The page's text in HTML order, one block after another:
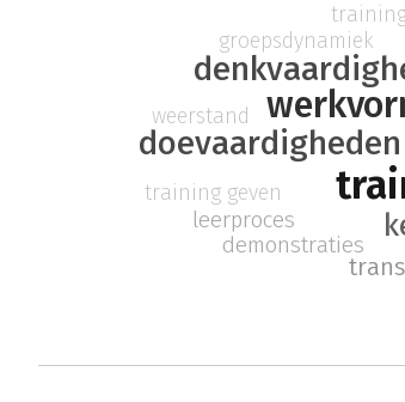
doevaardigheden
demonstraties
leerproces
training geven
groepsdynamiek
weerstand